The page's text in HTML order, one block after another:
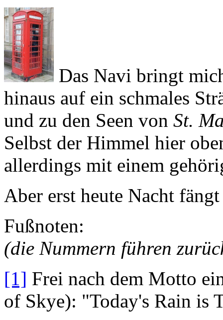
Das Navi bringt
hinaus auf ein schmales
und zu den Seen von St.
Selbst der Himmel hier
allerdings mit einem
Aber erst heute Nacht
Fußnoten:
(die Nummern führen
[1] Frei nach dem Motto
of Skye): "Today's Rain is